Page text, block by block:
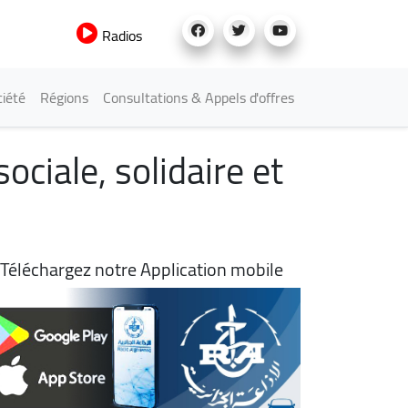
Radios
Régions Consultations & Appels d'offres
solidaire et
Téléchargez notre Application mobile